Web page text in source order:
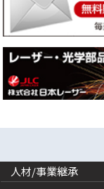
人材/事業継承